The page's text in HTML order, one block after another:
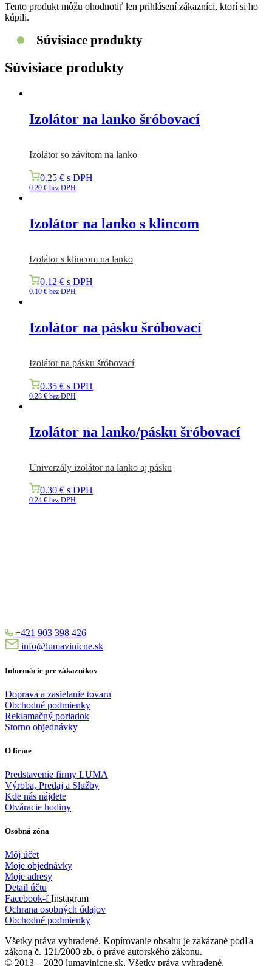
Tento produkt môžu ohodnotiť len prihlásení zákazníci, ktorí si ho
kúpili.
Súvisiace produkty
Súvisiace produkty
Izolátor na lanko šróbovací
Izolátor so závitom na lanko
0.25 € s DPH
0.20 € bez DPH
Izolátor na lanko s klincom
Izolátor s klincom na lanko
0.12 € s DPH
0.10 € bez DPH
Izolátor na pásku šróbovací
Izolátor na pásku šróbovací
0.35 € s DPH
0.28 € bez DPH
Izolátor na lanko/pásku šróbovací
Univerzály izolátor na lanko aj pásku
0.30 € s DPH
0.24 € bez DPH
+421 903 398 426
info@lumavinicne.sk
Informácie pre zákazníkov
Doprava a zasielanie tovaru
Obchodné podmienky
Reklamačný poriadok
Storno objednávky
O firme
Predstavenie firmy LUMA
Výroba, Predaj a Služby
Kde nás nájdete
Otváracie hodiny
Osobná zóna
Môj účet
Moje objednávky
Moje adresy
Detail účtu
Facebook-f Instagram
Ochrana osobných údajov
Obchodné podmienky
Všetky práva vyhradené. Kopírovanie obsahu je zakázané podľa
zákona č. 121/2000 zb. o práve autorského zákonu.
© 2013 – 2020 lumavinicne.sk, Všetky práva vyhradené.